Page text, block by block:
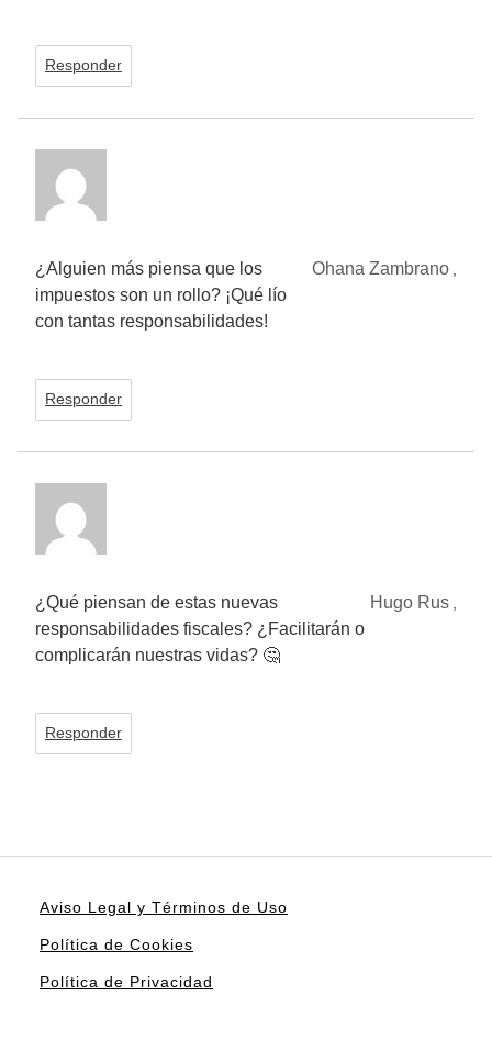
Responder
Ohana Zambrano ,
¿Alguien más piensa que los
impuestos son un rollo? ¡Qué lío
con tantas responsabilidades!
Responder
Hugo Rus ,
¿Qué piensan de estas nuevas
responsabilidades fiscales? ¿Facilitarán o
complicarán nuestras vidas? 🤔
Responder
Aviso Legal y Términos de Uso
Política de Cookies
Política de Privacidad